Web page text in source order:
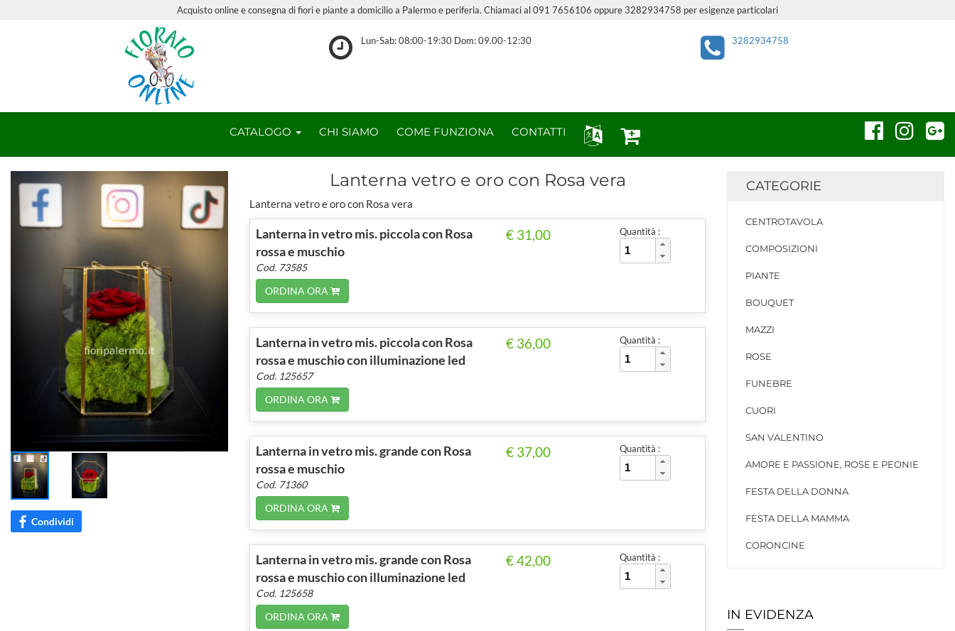
Acquisto online e consegna di fiori e piante a domicilio a Palermo e periferia. Chiamaci al 091 7656106 oppure 3282934758 per esigenze particolari
Lun-Sab: 08:00-19:30 Dom: 09.00-12:30 3282934758
CATALOGO CHI SIAMO COME FUNZIONA CONTATTI
Condividi
Lanterna vetro e oro con Rosa vera
Lanterna vetro e oro con Rosa vera
Lanterna in vetro mis. piccola con Rosa
rossa e muschio
Cod. 73585
ORDINA ORA
€ 31,00 Quantità :
Lanterna in vetro mis. piccola con Rosa
rossa e muschio con illuminazione led
Cod. 125657
ORDINA ORA
€ 36,00 Quantità :
Lanterna in vetro mis. grande con Rosa
rossa e muschio
Cod. 71360
ORDINA ORA
€ 37,00 Quantità :
Lanterna in vetro mis. grande con Rosa
rossa e muschio con illuminazione led
Cod. 125658
ORDINA ORA
€ 42,00 Quantità :
CATEGORIE
CENTROTAVOLA
COMPOSIZIONI
PIANTE
BOUQUET
MAZZI
ROSE
FUNEBRE
CUORI
SAN VALENTINO
AMORE E PASSIONE, ROSE E PEONIE
FESTA DELLA DONNA
FESTA DELLA MAMMA
CORONCINE
IN EVIDENZA